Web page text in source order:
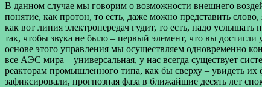
В данном случае мы говорим о возможности внешнего
понятие, как протон, то есть, даже можно представить
как вот линия электропередач гудит, то есть, надо услышать
так, чтобы звука не было – первый элемент, что вы
основе этого управления мы осуществляем одновременно
все АЭС мира – универсальная, у нас всегда существует
реакторам промышленного типа, как бы сверху – увидеть
зафиксировали, прогнозная фаза в ближайшие десять лет